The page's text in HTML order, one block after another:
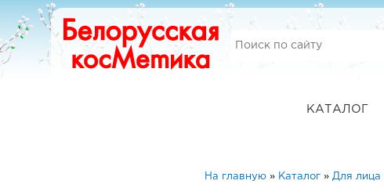
КАТАЛОГ
На главную » Каталог » Для лица